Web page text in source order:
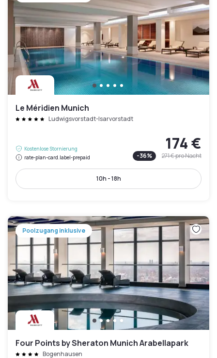
Le Méridien Munich
Ludwigsvorstadt-Isarvorstadt
Kostenlose Stornierung
rate-plan-card.label-prepaid
174 €
-36% 271 €pro Nacht
10h - 18h
Poolzugang inklusive
Four Points by Sheraton Munich Arabellapark
Bogenhausen